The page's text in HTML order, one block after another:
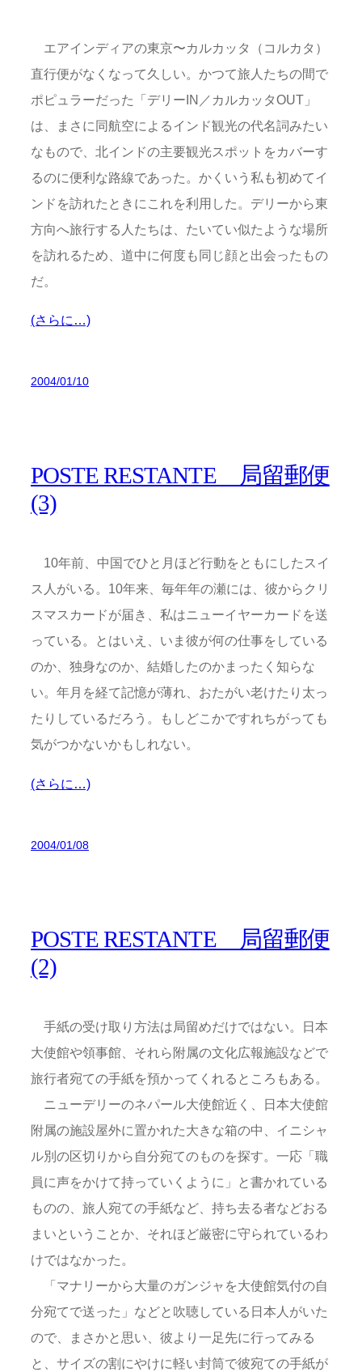
エアインディアの東京〜カルカッタ（コルカタ）
直行便がなくなって久しい。かつて旅人たちの間で
ポピュラーだった「デリーIN／カルカッタOUT」
は、まさに同航空によるインド観光の代名詞みたい
なもので、北インドの主要観光スポットをカバーす
るのに便利な路線であった。かくいう私も初めてイ
ンドを訪れたときにこれを利用した。デリーから東
方向へ旅行する人たちは、たいてい似たような場所
を訪れるため、道中に何度も同じ顔と出会ったもの
だ。
(さらに…)
2004/01/10
POSTE RESTANTE 局留郵便
(3)
10年前、中国でひと月ほど行動をともにしたスイ
ス人がいる。10年来、毎年年の瀬には、彼からクリ
スマスカードが届き、私はニューイヤーカードを送
っている。とはいえ、いま彼が何の仕事をしている
のか、独身なのか、結婚したのかまったく知らな
い。年月を経て記憶が薄れ、おたがい老けたり太っ
たりしているだろう。もしどこかですれちがっても
気がつかないかもしれない。
(さらに…)
2004/01/08
POSTE RESTANTE 局留郵便
(2)
手紙の受け取り方法は局留めだけではない。日本
大使館や領事館、それら附属の文化広報施設などで
旅行者宛ての手紙を預かってくれるところもある。
ニューデリーのネパール大使館近く、日本大使館
附属の施設屋外に置かれた大きな箱の中、イニシャ
ル別の区切りから自分宛てのものを探す。一応「職
員に声をかけて持っていくように」と書かれている
ものの、旅人宛ての手紙など、持ち去る者などおる
まいということか、それほど厳密に守られているわ
けではなかった。
「マナリーから大量のガンジャを大使館気付の自
分宛てで送った」などと吹聴している日本人がいた
ので、まさかと思い、彼より一足先に行ってみる
と、サイズの割にやけに軽い封筒で彼宛ての手紙が